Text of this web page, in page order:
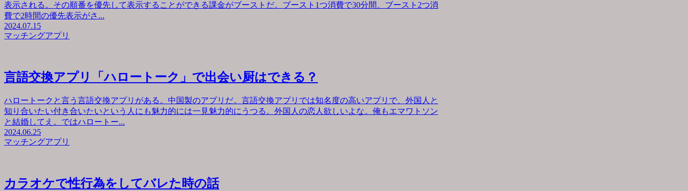
表示される。その順番を優先して表示することができる課金がブーストだ。ブースト1つ消費で30分間、ブースト2つ消
費で2時間の優先表示がさ...
2024.07.15
マッチングアプリ
言語交換アプリ「ハロートーク」で出会い厨はできる？
ハロートークと言う言語交換アプリがある。中国製のアプリだ。言語交換アプリでは知名度の高いアプリで、外国人と
知り合いたい付き合いたいという人にも魅力的には一見魅力的にうつる。外国人の恋人欲しいよな。俺もエマワトソン
と結婚してえ。ではハロートー...
2024.06.25
マッチングアプリ
カラオケで性行為をしてバレた時の話